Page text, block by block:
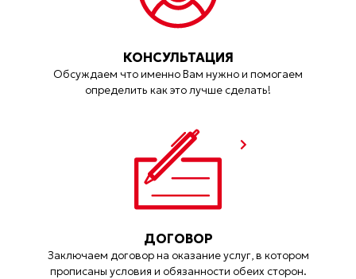
КОНСУЛЬТАЦИЯ
Обсуждаем что именно Вам нужно и помогаем
определить как это лучше сделать!
ДОГОВОР
Заключаем договор на оказание услуг, в котором
прописаны условия и обязанности обеих сторон.